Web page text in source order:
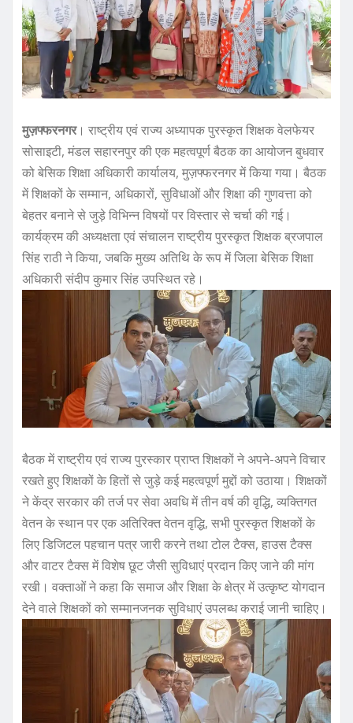
o
k
p
मुज़फ्फरनगर। राष्ट्रीय एवं राज्य अध्यापक पुरस्कृत शिक्षक वेलफेयर
सोसाइटी, मंडल सहारनपुर की एक महत्वपूर्ण बैठक का आयोजन बुधवार
को बेसिक शिक्षा अधिकारी कार्यालय, मुज़फ्फरनगर में किया गया। बैठक
में शिक्षकों के सम्मान, अधिकारों, सुविधाओं और शिक्षा की गुणवत्ता को
बेहतर बनाने से जुड़े विभिन्न विषयों पर विस्तार से चर्चा की गई।
कार्यक्रम की अध्यक्षता एवं संचालन राष्ट्रीय पुरस्कृत शिक्षक ब्रजपाल
सिंह राठी ने किया, जबकि मुख्य अतिथि के रूप में जिला बेसिक शिक्षा
अधिकारी संदीप कुमार सिंह उपस्थित रहे।
बैठक में राष्ट्रीय एवं राज्य पुरस्कार प्राप्त शिक्षकों ने अपने-अपने विचार
रखते हुए शिक्षकों के हितों से जुड़े कई महत्वपूर्ण मुद्दों को उठाया। शिक्षकों
ने केंद्र सरकार की तर्ज पर सेवा अवधि में तीन वर्ष की वृद्धि, व्यक्तिगत
वेतन के स्थान पर एक अतिरिक्त वेतन वृद्धि, सभी पुरस्कृत शिक्षकों के
लिए डिजिटल पहचान पत्र जारी करने तथा टोल टैक्स, हाउस टैक्स
और वाटर टैक्स में विशेष छूट जैसी सुविधाएं प्रदान किए जाने की मांग
रखी। वक्ताओं ने कहा कि समाज और शिक्षा के क्षेत्र में उत्कृष्ट योगदान
देने वाले शिक्षकों को सम्मानजनक सुविधाएं उपलब्ध कराई जानी चाहिए।